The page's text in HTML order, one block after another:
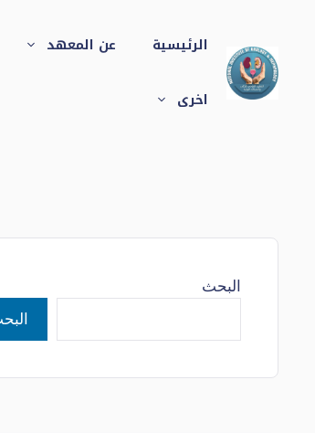
المحتوى
الرئيسية عن المعهد
اخرى
البحث